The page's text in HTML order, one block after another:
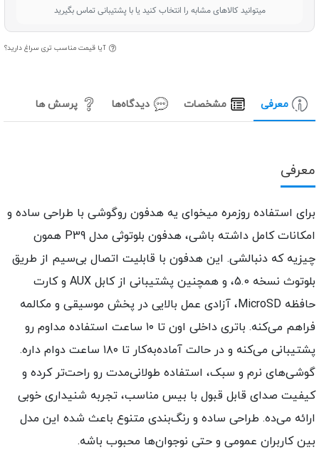
میتوانید کالاهای مشابه را انتخاب کنید یا با پشتیبانی تماس بگیرید
آیا قیمت مناسب تری سراغ دارید؟
معرفی مشخصات دیدگاه‌ها پرسش ها
استفاده روزمره میخوای یه هدفون روگوشی با طراحی ساده و
امکانات کامل داشته باشی، هدفون بلوتوثی مدل P39 همون
که دنبالشی. این هدفون با قابلیت اتصال بی‌سیم از طریق
بلوتوث نسخه 5.0، و همچنین پشتیبانی از کابل AUX و کارت
حافظه MicroSD، آزادی عمل بالایی در پخش موسیقی و مکالمه
فراهم می‌کنه. باتری داخلی اون تا ۱۰ ساعت استفاده مداوم رو
پشتیبانی می‌کنه و در حالت آماده‌به‌کار تا ۱۸۰ ساعت دوام داره.
نرم و سبک، استفاده طولانی‌مدت رو راحت‌تر کرده و
صدای قابل قبول با بیس مناسب، تجربه شنیداری خوبی
می‌ده. طراحی ساده و رنگ‌بندی متنوع باعث شده این مدل
کاربران عمومی و حتی نوجوان‌ها محبوب باشه.